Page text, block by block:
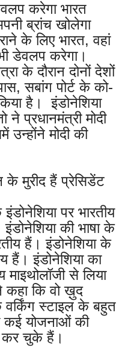
करेगा भारत
ब्रांच खोलेगा
के लिए भारत, वहां
डेवलप करेगा।
के दौरान दोनों देशों
सबांग पोर्ट के को-
है। इंडोनेशिया
ने प्रधानमंत्री मोदी
उन्होंने मोदी की
के मुरीद हैं प्रेसिडेंट
पर भारतीय
की भाषा के
हैं। इंडोनेशिया के
हैं। इंडोनेशिया का
माइथोलॉजी से लिया
कहा कि वो ख़ुद
वर्किंग स्टाइल के बहुत
कई योजनाओं की
कर चुके हैं।